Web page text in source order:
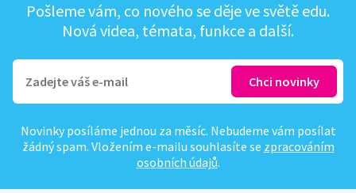
Pošleme vám, co nového se děje ve světě edu.
Nová videa, témata, funkce a další.
Novinky posíláme jednou za měsíc. Nebudeme vám posílat
žádný spam. Vložením e-mailu souhlasíte se zpracováním
osobních údajů.